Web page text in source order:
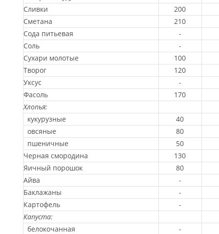
Сливки
200
Сметана
210
Сода питьевая
-
Соль
-
Сухари молотые
100
Творог
120
Уксус
-
Фасоль
170
Хлопья:
кукурузные
40
овсяные
80
пшеничные
50
Черная смородина
130
Яичный порошок
80
Айва
-
Баклажаны
-
Картофель
-
Капуста:
белокочанная
-